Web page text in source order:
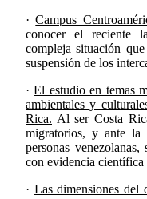
·Campus
conocer el reciente
compleja situación
suspensión de los
·El estudio en temas
ambientales y
Rica. Al ser Costa
migratorios, y ante la
personas
con evidencia científica
· Las dimensiones del